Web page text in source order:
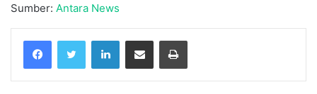
Sumber: Antara News
FacebookTwitter LinkedInShare via Email Print